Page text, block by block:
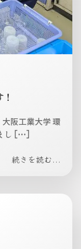
阪工業大学 環
し […]
続きを読む...